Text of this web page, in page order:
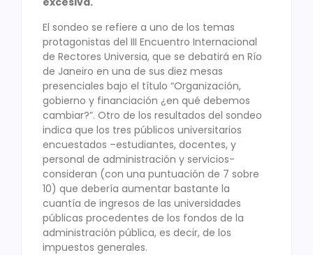
El sondeo se refiere a uno de los temas
protagonistas del III Encuentro Internacional
de Rectores Universia, que se debatirá en Río
de Janeiro en una de sus diez mesas
presenciales bajo el título “Organización,
gobierno y financiación ¿en qué debemos
cambiar?”. Otro de los resultados del sondeo
indica que los tres públicos universitarios
encuestados –estudiantes, docentes, y
personal de administración y servicios-
consideran (con una puntuación de 7 sobre
10) que debería aumentar bastante la
cuantía de ingresos de las universidades
públicas procedentes de los fondos de la
administración pública, es decir, de los
impuestos generales.